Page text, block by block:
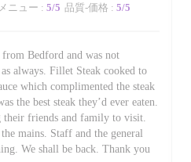
メニュー : 5/5 品質-価格 : 5/5
Bedford and was not
always. Fillet Steak cooked to
which complimented the steak
the best steak they’d ever eaten.
their friends and family to visit.
mains. Staff and the general
We shall be back. Thank you